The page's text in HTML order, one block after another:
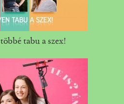
tabu a szex!